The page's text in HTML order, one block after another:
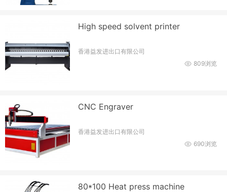
High speed solvent printer
香港益发进出口有限公司
809浏览
CNC Engraver
香港益发进出口有限公司
690浏览
80*100 Heat press machine